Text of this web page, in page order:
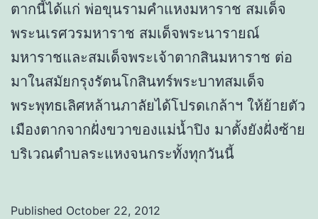
ตากนี้ได้แก่ พ่อขุนรามคำแหงมหาราช สมเด็จ
พระนเรศวรมหาราช สมเด็จพระนารายณ์
มหาราชและสมเด็จพระเจ้าตากสินมหาราช ต่อ
มาในสมัยกรุงรัตนโกสินทร์พระบาทสมเด็จ
พระพุทธเลิศหล้านภาลัยได้โปรดเกล้าฯ ให้ย้ายตัว
เมืองตากจากฝั่งขวาของแม่น้ำปิง มาตั้งยังฝั่งซ้าย
บริเวณตำบลระแหงจนกระทั้งทุกวันนี้
Published October 22, 2012